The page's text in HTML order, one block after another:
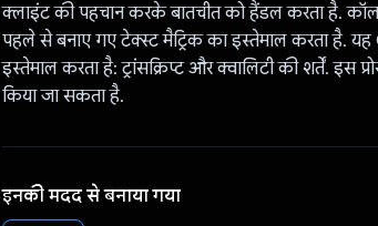
क्लाइंट की पहचान करके बातचीत को हैंडल करता है. कॉल
पहले से बनाए गए टेक्स्ट मैट्रिक का इस्तेमाल करता है.
इस्तेमाल करता है: ट्रांसक्रिप्ट और क्वालिटी की शर्तें.
किया जा सकता है.
इनकी मदद से बनाया गया